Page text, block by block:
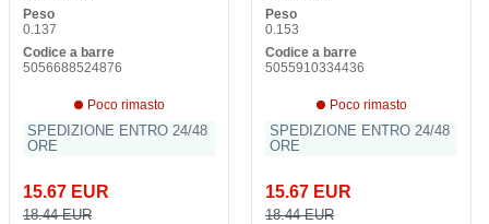
Peso
0.137
Codice a barre
5056688524876
Poco rimasto
SPEDIZIONE ENTRO 24/48
ORE
15.67 EUR
18.44 EUR
Peso
0.153
Codice a barre
5055910334436
Poco rimasto
SPEDIZIONE ENTRO 24/48
ORE
15.67 EUR
18.44 EUR